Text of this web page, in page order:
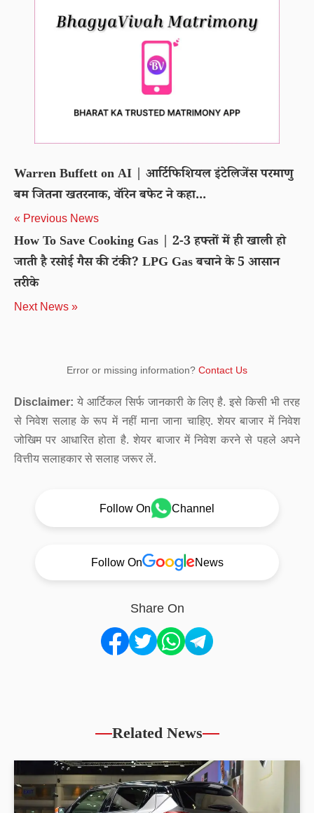
Warren Buffett on AI | आर्टिफिशियल इंटेलिजेंस परमाणु
बम जितना खतरनाक, वॉरेन बफेट ने कहा...
« Previous News
How To Save Cooking Gas | 2-3 हफ्तों में ही खाली हो
जाती है रसोई गैस की टंकी? LPG Gas बचाने के 5 आसान
तरीके
Next News »
Error or missing information? Contact Us
Disclaimer: ये आर्टिकल सिर्फ जानकारी के लिए है. इसे किसी भी तरह
से निवेश सलाह के रूप में नहीं माना जाना चाहिए. शेयर बाजार में निवेश
जोखिम पर आधारित होता है. शेयर बाजार में निवेश करने से पहले अपने
वित्तीय सलाहकार से सलाह जरूर लें.
Follow On Channel
Follow On News
Share On
Related News